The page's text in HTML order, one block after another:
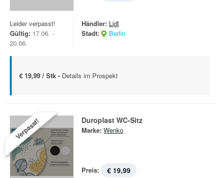
Leider verpasst!
Gültig: 17.06. -
20.06.
Händler: Lidl
Stadt:
Berlin
€ 19,99 / Stk - Details im Prospekt
Verpasst! Duroplast WC-Sitz
Marke: Wenko
Preis: € 19,99